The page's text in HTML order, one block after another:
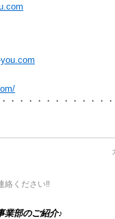
・・・・・・・・・・・
絡ください‼
業部のご紹介♪